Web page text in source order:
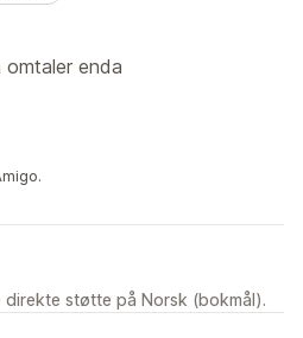
omtaler enda
direkte støtte på Norsk (bokmål).